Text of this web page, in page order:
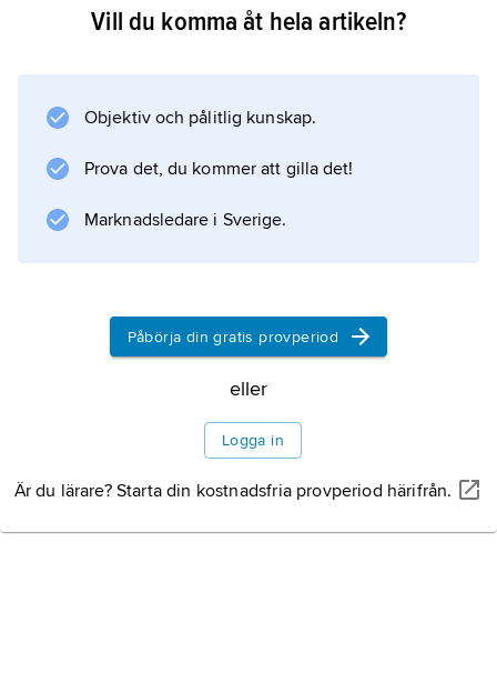
Bladen är strödda och enkla, blommorna vita
ekonomiskt viktigaste arten är
samt prydnadsväxterna
kameleontbuske
och
Vill du komma åt hela artikeln?
Objektiv och pålitlig kunskap.
Prova det, du kommer att gilla det!
Marknadsledare i Sverige.
Påbörja din gratis provperiod
eller
Logga in
Är du lärare? Starta din kostnadsfria provperiod härifrån.